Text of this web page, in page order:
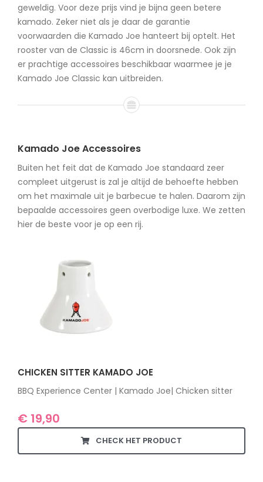
geweldig. Voor deze prijs vind je bijna geen betere
kamado. Zeker niet als je daar de garantie
voorwaarden die Kamado Joe hanteert bij optelt. Het
rooster van de Classic is 46cm in doorsnede. Ook zijn
er prachtige accessoires beschikbaar waarmee je je
Kamado Joe Classic kan uitbreiden.
Kamado Joe Accessoires
Buiten het feit dat de Kamado Joe standaard zeer
compleet uitgerust is zal je altijd de behoefte hebben
om het maximale uit je barbecue te halen. Daarom zijn
bepaalde accessoires geen overbodige luxe. We zetten
hier de beste voor je op een rij.
CHICKEN SITTER KAMADO JOE
BBQ Experience Center | Kamado Joe| Chicken sitter
€19,90
CHECK HET PRODUCT